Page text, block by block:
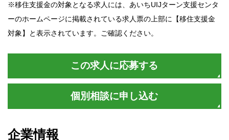
※移住支援金の対象となる求人には、あいちUIJターン支援センタ
ーのホームページに掲載されている求人票の上部に【移住支援金
対象】と表示されています。ご確認ください。
この求人に応募する
個別相談に申し込む
企業情報